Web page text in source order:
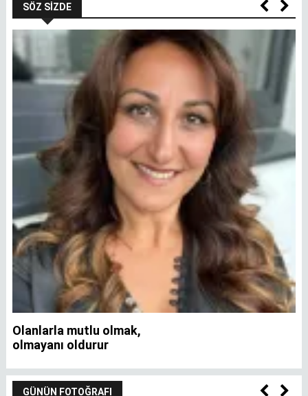
SÖZ SIZDE
Olanlarla mutlu olmak,
olmayanı oldurur
GÜNÜN FOTOĞRAFI